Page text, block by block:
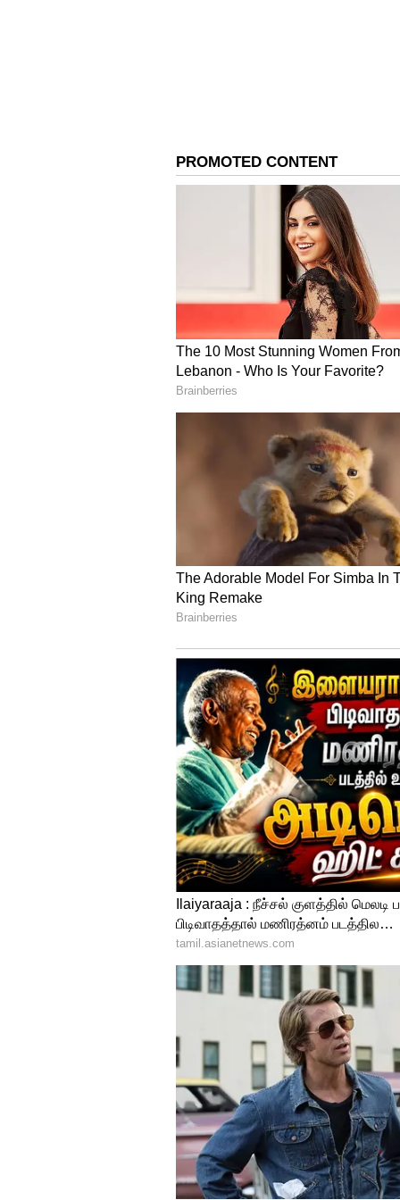
மோகன்லாலின் முதல் படமாக
ஆண்டு திரைக்கு வந்தது.
தொடங்கிய மோகன்லால் மூன்றே
அதில் பெரும்பாலான
Mohanlal Birthday
சசிகுமார் இயக்கத்தில் இவர்
தான் மோகன்லாலுக்கு ஹீரோ
பிரியதர்ஷன் இயக்கத்தில் அவர்
திரைப்படம் மோகன்லால்
வெளிக்கொண்டு வந்தது.
பிரியதர்ஷன் கூட்டணி
இதையும் படியுங்கள்...
பாக்கியலட்சுமி சீரியலில்